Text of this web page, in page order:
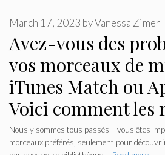
Avez-vous des
vos morceaux de
iTunes Match ou
Voici comment les
March 17, 2023 byVanessa Zimer
Nous y sommes tous passés – vous êtes
morceaux préférés, seulement pour